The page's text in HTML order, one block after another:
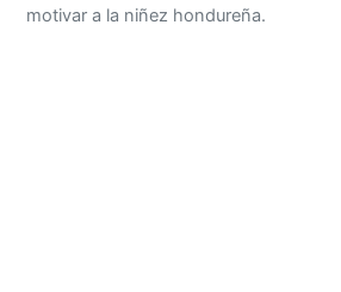
motivar a la niñez hondureña.